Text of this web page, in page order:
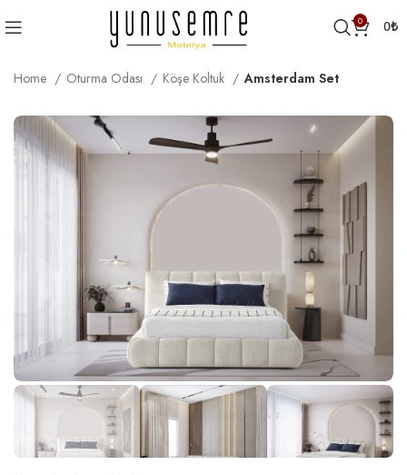
0 0₺
Home Oturma Odası Köşe Koltuk Amsterdam Set